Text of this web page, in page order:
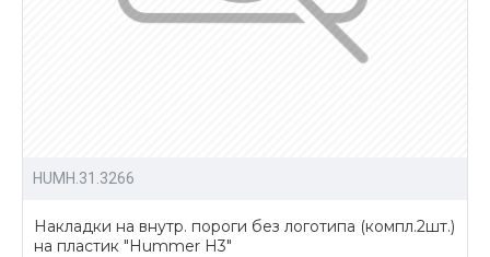
HUMH.31.3266
Накладки на внутр. пороги без логотипа (компл.2шт.)
на пластик "Hummer H3"